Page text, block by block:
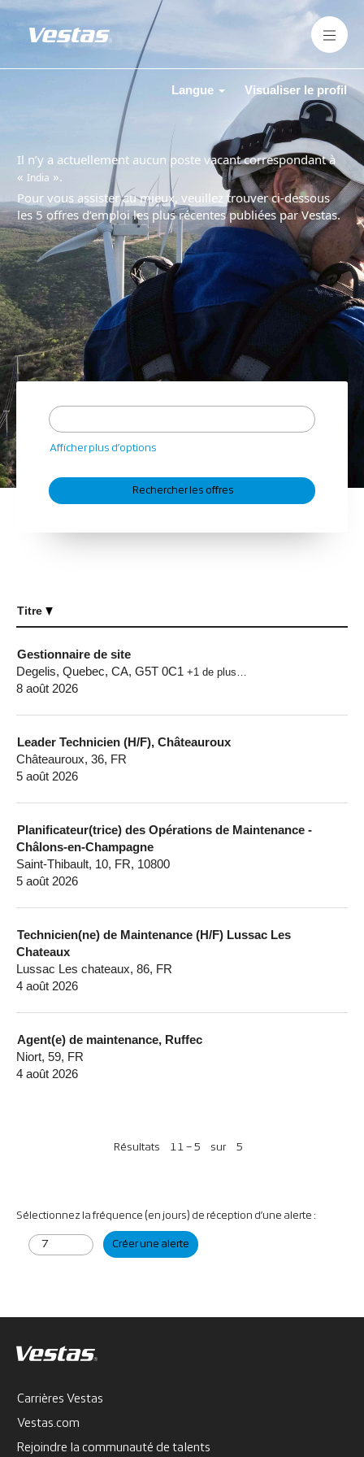
Langue Visualiser le profil
Il n’y a actuellement aucun poste vacant correspondant à
« India ».
Pour vous assister au mieux, veuillez trouver ci-dessous
les 5 offres d’emploi les plus récentes publiées par Vestas.
Afficher plus d’options
Titre
Gestionnaire de site
Degelis, Quebec, CA, G5T 0C1 +1 de plus…
8 août 2026
Leader Technicien (H/F), Châteauroux
Châteauroux, 36, FR
5 août 2026
Planificateur(trice) des Opérations de Maintenance -
Châlons-en-Champagne
Saint-Thibault, 10, FR, 10800
5 août 2026
Technicien(ne) de Maintenance (H/F) Lussac Les
Chateaux
Lussac Les chateaux, 86, FR
4 août 2026
Agent(e) de maintenance, Ruffec
Niort, 59, FR
4 août 2026
Résultats 11 – 5 sur 5
Sélectionnez la fréquence (en jours) de réception d’une alerte :
Créer une alerte
Carrières Vestas
Vestas.com
Rejoindre la communauté de talents